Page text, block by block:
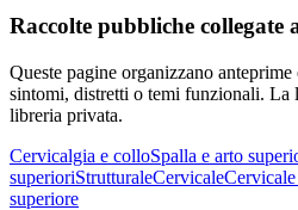
Raccolte pubbliche collegate
Queste pagine organizzano
sintomi, distretti o temi funzionali. La
libreria privata.
Cervicalgia e colloSpalla e arto
superioriStrutturaleCervicale
superiore